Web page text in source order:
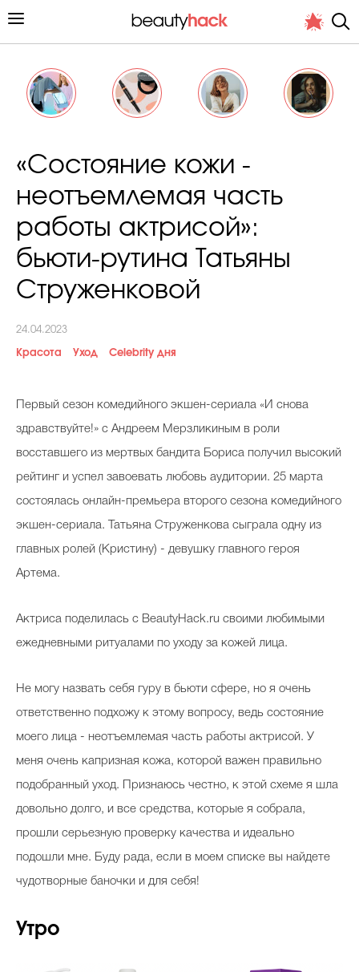
Личный опыт
Подиум
Вопрос эксперту
Папа может
Выбор косметолога
Хит недели от визажиста
Celebrity дня
Фотоальбом
Интервью со звездой
«Состояние кожи -
неотъемлемая часть
работы актрисой»:
бьюти-рутина Татьяны
Струженковой
24.04.2023
Красота Уход Celebrity дня
Первый сезон комедийного экшен-сериала «И снова
здравствуйте!» с Андреем Мерзликиным в роли
восставшего из мертвых бандита Бориса получил высокий
рейтинг и успел завоевать любовь аудитории. 25 марта
состоялась онлайн-премьера второго сезона комедийного
экшен-сериала. Татьяна Струженкова сыграла одну из
главных ролей (Кристину) - девушку главного героя
Артема.
Актриса поделилась с BeautyHack.ru своими любимыми
ежедневными ритуалами по уходу за кожей лица.
Не могу назвать себя гуру в бьюти сфере, но я очень
ответственно подхожу к этому вопросу, ведь состояние
моего лица - неотъемлемая часть работы актрисой. У
меня очень капризная кожа, которой важен правильно
подобранный уход. Признаюсь честно, к этой схеме я шла
довольно долго, и все средства, которые я собрала,
прошли серьезную проверку качества и идеально
подошли мне. Буду рада, если в моем списке вы найдете
чудотворные баночки и для себя!
Утро